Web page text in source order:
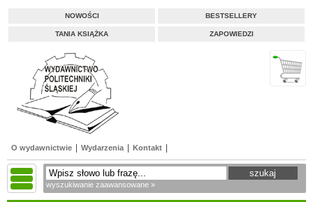
NOWOŚCI BESTSELLERY
TANIA KSIĄŻKA ZAPOWIEDZI
O wydawnictwie Wydarzenia Kontakt
wyszukiwanie zaawansowane »